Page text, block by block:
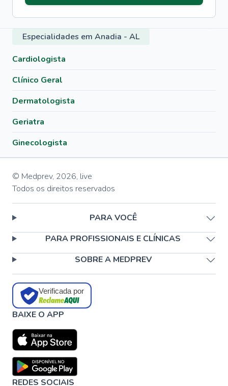
Especialidades em Anadia - AL
Cardiologista
Clínico Geral
Dermatologista
Geriatra
Ginecologista
© Medprev, 2026, live
Todos os direitos reservados
PARA VOCÊ
PARA PROFISSIONAIS E CLÍNICAS
SOBRE A MEDPREV
Verificada por
BAIXE O APP
REDES SOCIAIS